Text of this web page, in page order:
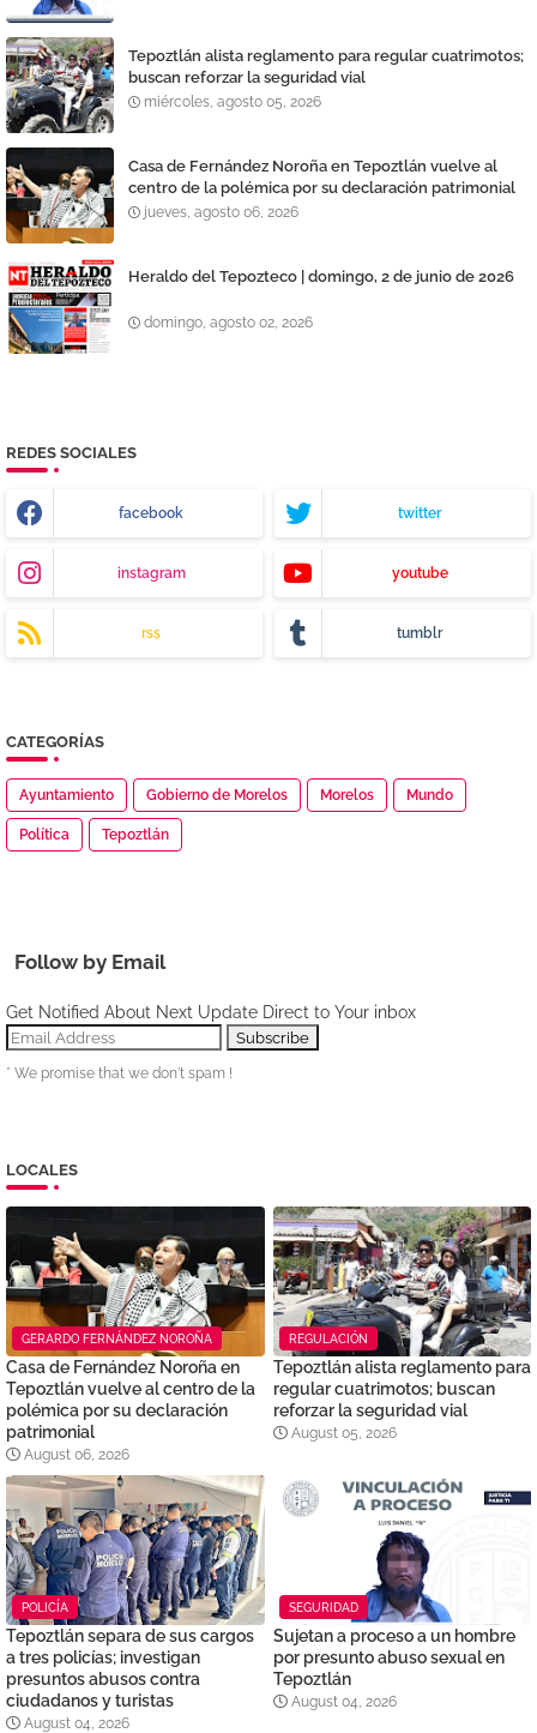
Tepoztlán alista reglamento para regular cuatrimotos;
buscan reforzar la seguridad vial
miércoles, agosto 05, 2026
Casa de Fernández Noroña en Tepoztlán vuelve al
centro de la polémica por su declaración patrimonial
jueves, agosto 06, 2026
Heraldo del Tepozteco | domingo, 2 de junio de 2026
domingo, agosto 02, 2026
REDES SOCIALES
facebook twitter
instagram youtube
rss tumblr
CATEGORÍAS
Ayuntamiento Gobierno de Morelos Morelos Mundo
Política Tepoztlán
Follow by Email
Get Notified About Next Update Direct to Your inbox
* We promise that we don't spam !
LOCALES
GERARDO FERNÁNDEZ NOROÑA
Casa de Fernández Noroña en
Tepoztlán vuelve al centro de la
polémica por su declaración
patrimonial
August 06, 2026
REGULACIÓN
Tepoztlán alista reglamento para
regular cuatrimotos; buscan
reforzar la seguridad vial
August 05, 2026
POLICÍA
Tepoztlán separa de sus cargos
a tres policías; investigan
presuntos abusos contra
ciudadanos y turistas
August 04, 2026
SEGURIDAD
Sujetan a proceso a un hombre
por presunto abuso sexual en
Tepoztlán
August 04, 2026